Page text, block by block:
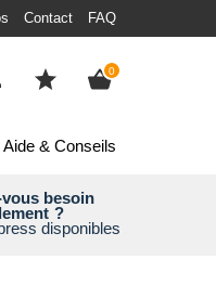
Contact FAQ
0items
Aide & Conseils
vous besoin
?
disponibles